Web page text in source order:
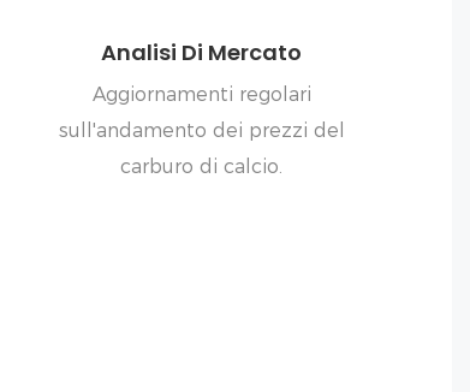
Analisi Di Mercato
Aggiornamenti regolari
sull'andamento dei prezzi del
carburo di calcio.